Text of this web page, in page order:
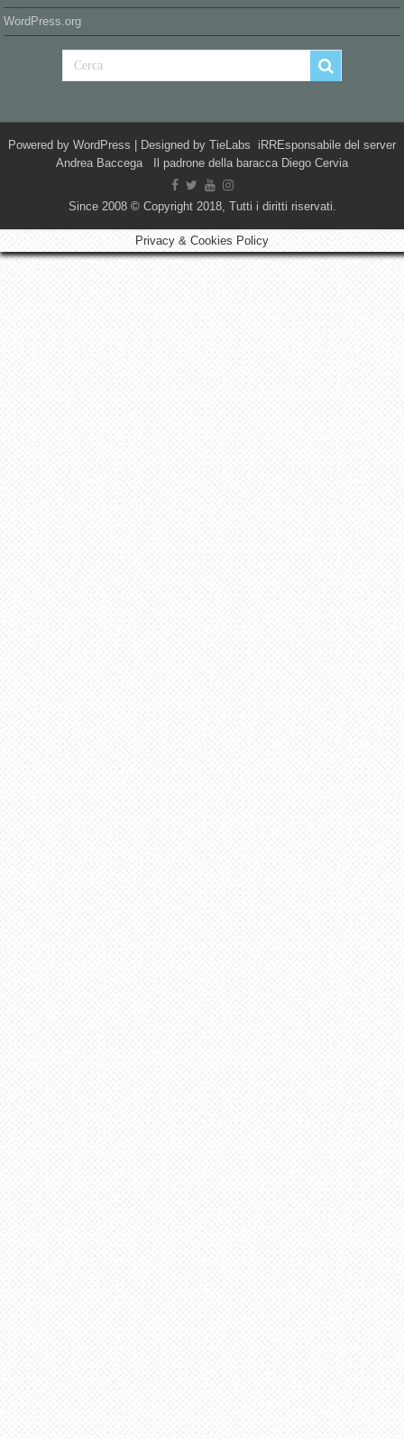
WordPress.org
Powered by WordPress | Designed by TieLabs iRREsponsabile del server
Andrea Baccega Il padrone della baracca Diego Cervia
Since 2008 © Copyright 2018, Tutti i diritti riservati.
Privacy & Cookies Policy